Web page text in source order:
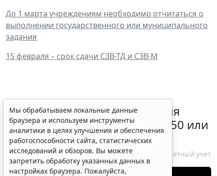
До 1 марта учреждениям необходимо отчитаться о
выполнении государственного или муниципального
задания
15 февраля – срок сдачи СЗВ-ТД и СЗВ-М
Какой счет нужно выбрать для
начисления отпускных – 401 50 или
401 60
10 августа 2026 14:15 Бюджетный учет
Мы обрабатываем локальные данные
браузера и используем инструменты
аналитики в целях улучшения и обеспечения
работоспособности сайта, статистических
исследований и обзоров. Вы можете
запретить обработку указанных данных в
настройках браузера. Пожалуйста,